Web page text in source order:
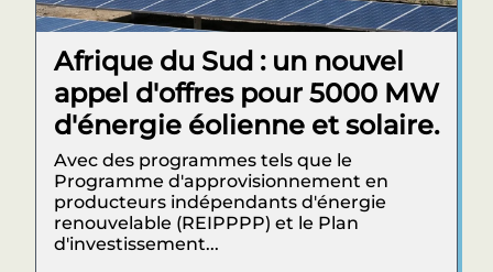
Afrique du Sud : un nouvel
appel d'offres pour 5000 MW
d'énergie éolienne et solaire.
Avec des programmes tels que le
Programme d'approvisionnement en
producteurs indépendants d'énergie
renouvelable (REIPPPP) et le Plan
d'investissement...